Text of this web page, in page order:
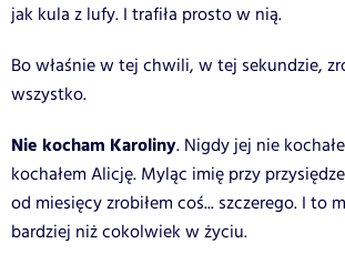
jak kula z lufy. I trafiła prosto w nią.
Bo właśnie w tej chwili, w tej sekundzie,
wszystko.
Nie kocham Karoliny. Nigdy jej nie
kochałem Alicję. Myląc imię przy
od miesięcy zrobiłem coś... szczerego. I to
bardziej niż cokolwiek w życiu.